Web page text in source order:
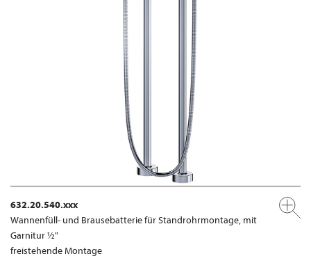
632.20.540.xxx
Wannenfüll- und Brausebatterie für Standrohrmontage, mit
Garnitur ½"
freistehende Montage